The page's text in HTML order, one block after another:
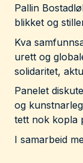
Pallin
blikket og
Kva
urett og
solidaritet,
Panelet
og
tett nok kopla
I samarbeid